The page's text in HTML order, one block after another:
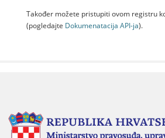
Također možete pristupiti ovom registru
(pogledajte Dokumenаtаcijа API-jа).